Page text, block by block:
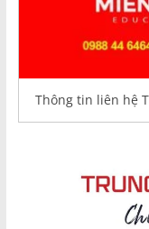
Thông tin liên hệ